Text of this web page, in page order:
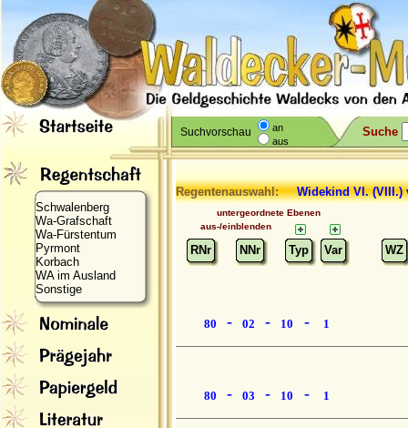
Suchvorschau
an
aus
Suche
Schwalenberg
Wa-Grafschaft
Wa-Fürstentum
Pyrmont
Korbach
WA im Ausland
Sonstige
Regentenauswahl: Widekind VI. (VIII.)
untergeordnete Ebenen
aus-/einblenden
RNr NNr Typ Var WZ
80 - 02 - 10 - 1
80 - 03 - 10 - 1